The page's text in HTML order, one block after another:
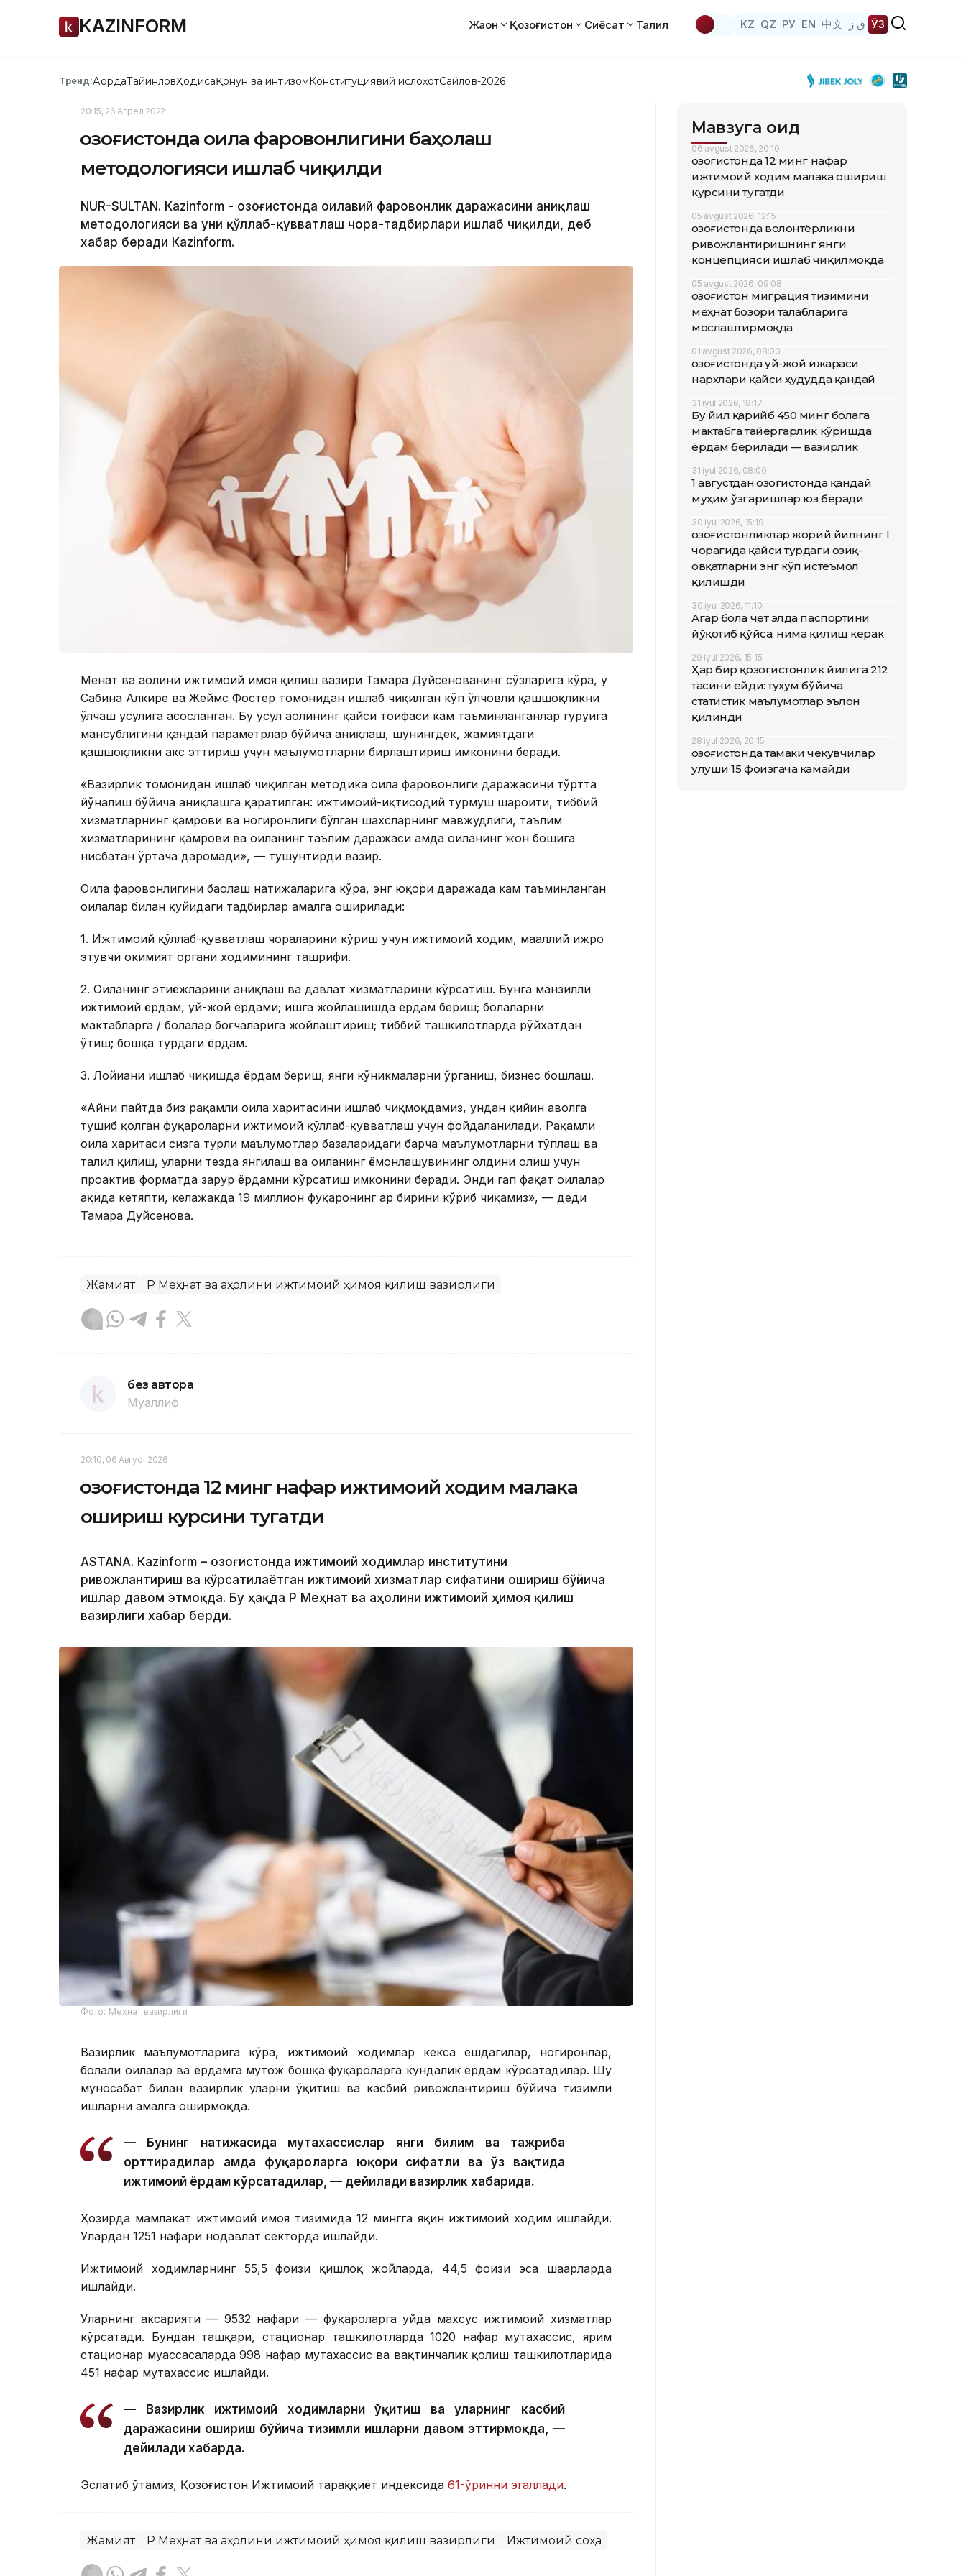
KAZINFORM Жаҳон Қозоғистон Сиёсат Таҳлил KZ QZ РУ EN 中文 ق ز ЎЗ
Тренд:АқордаТайинловҲодисаҚонун ва интизомКонституциявий ислоҳотСайлов-2026
20:15, 26 Апрел 2022
Қозоғистонда оила фаровонлигини баҳолаш
методологияси ишлаб чиқилди
NUR-SULTAN. Кazinform - Қозоғистонда оилавий фаровонлик даражасини аниқлаш
методологияси ва уни қўллаб-қувватлаш чора-тадбирлари ишлаб чиқилди, деб
хабар беради Кazinform.
Меҳнат ва аҳолини ижтимоий ҳимоя қилиш вазири Тамара Дуйсенованинг сўзларига кўра, у
Сабина Алкире ва Жеймс Фостер томонидан ишлаб чиқилган кўп ўлчовли қашшоқликни
ўлчаш усулига асосланган. Бу усул аҳолининг қайси тоифаси кам таъминланганлар гуруҳига
мансублигини қандай параметрлар бўйича аниқлаш, шунингдек, жамиятдаги
қашшоқликни акс эттириш учун маълумотларни бирлаштириш имконини беради.
«Вазирлик томонидан ишлаб чиқилган методика оила фаровонлиги даражасини тўртта
йўналиш бўйича аниқлашга қаратилган: ижтимоий-иқтисодий турмуш шароити, тиббий
хизматларнинг қамрови ва ногиронлиги бўлган шахсларнинг мавжудлиги, таълим
хизматларининг қамрови ва оиланинг таълим даражаси ҳамда оиланинг жон бошига
нисбатан ўртача даромади», — тушунтирди вазир.
Оила фаровонлигини баҳолаш натижаларига кўра, энг юқори даражада кам таъминланган
оилалар билан қуйидаги тадбирлар амалга оширилади:
1. Ижтимоий қўллаб-қувватлаш чораларини кўриш учун ижтимоий ходим, маҳаллий ижро
этувчи ҳокимият органи ходимининг ташрифи.
2. Оиланинг эҳтиёжларини аниқлаш ва давлат хизматларини кўрсатиш. Бунга манзилли
ижтимоий ёрдам, уй-жой ёрдами; ишга жойлашишда ёрдам бериш; болаларни
мактабларга / болалар боғчаларига жойлаштириш; тиббий ташкилотларда рўйхатдан
ўтиш; бошқа турдаги ёрдам.
3. Лойиҳани ишлаб чиқишда ёрдам бериш, янги кўникмаларни ўрганиш, бизнес бошлаш.
«Айни пайтда биз рақамли оила харитасини ишлаб чиқмоқдамиз, ундан қийин аҳволга
тушиб қолган фуқароларни ижтимоий қўллаб-қувватлаш учун фойдаланилади. Рақамли
оила харитаси сизга турли маълумотлар базаларидаги барча маълумотларни тўплаш ва
таҳлил қилиш, уларни тезда янгилаш ва оиланинг ёмонлашувининг олдини олиш учун
проактив форматда зарур ёрдамни кўрсатиш имконини беради. Энди гап фақат оилалар
ҳақида кетяпти, келажакда 19 миллион фуқаронинг ҳар бирини кўриб чиқамиз», — деди
Тамара Дуйсенова.
Жамият ҚР Меҳнат ва аҳолини ижтимоий ҳимоя қилиш вазирлиги
без автора
Муаллиф
20:10, 06 Август 2026
Қозоғистонда 12 минг нафар ижтимоий ходим малака
ошириш курсини тугатди
ASTANА. Кazinform – Қозоғистонда ижтимоий ходимлар институтини
ривожлантириш ва кўрсатилаётган ижтимоий хизматлар сифатини ошириш бўйича
ишлар давом этмоқда. Бу ҳақда ҚР Меҳнат ва аҳолини ижтимоий ҳимоя қилиш
вазирлиги хабар берди.
Фото: Меҳнат вазирлиги
Вазирлик маълумотларига кўра, ижтимоий ходимлар кекса ёшдагилар, ногиронлар,
болали оилалар ва ёрдамга муҳтож бошқа фуқароларга кундалик ёрдам кўрсатадилар. Шу
муносабат билан вазирлик уларни ўқитиш ва касбий ривожлантириш бўйича тизимли
ишларни амалга оширмоқда.
— Бунинг натижасида мутахассислар янги билим ва тажриба
орттирадилар ҳамда фуқароларга юқори сифатли ва ўз вақтида
ижтимоий ёрдам кўрсатадилар, — дейилади вазирлик хабарида.
Ҳозирда мамлакат ижтимоий ҳимоя тизимида 12 мингга яқин ижтимоий ходим ишлайди.
Улардан 1251 нафари нодавлат секторда ишлайди.
Ижтимоий ходимларнинг 55,5 фоизи қишлоқ жойларда, 44,5 фоизи эса шаҳарларда
ишлайди.
Уларнинг аксарияти — 9532 нафари — фуқароларга уйда махсус ижтимоий хизматлар
кўрсатади. Бундан ташқари, стационар ташкилотларда 1020 нафар мутахассис, ярим
стационар муассасаларда 998 нафар мутахассис ва вақтинчалик қолиш ташкилотларида
451 нафар мутахассис ишлайди.
— Вазирлик ижтимоий ходимларни ўқитиш ва уларнинг касбий
даражасини ошириш бўйича тизимли ишларни давом эттирмоқда, —
дейилади хабарда.
Эслатиб ўтамиз, Қозоғистон Ижтимоий тараққиёт индексида 61-ўринни эгаллади.
Жамият ҚР Меҳнат ва аҳолини ижтимоий ҳимоя қилиш вазирлиги Ижтимоий соҳа
Мавзуга оид
06 avgust 2026, 20:10
Қозоғистонда 12 минг нафар
ижтимоий ходим малака ошириш
курсини тугатди
05 avgust 2026, 12:15
Қозоғистонда волонтёрликни
ривожлантиришнинг янги
концепцияси ишлаб чиқилмоқда
05 avgust 2026, 09:08
Қозоғистон миграция тизимини
меҳнат бозори талабларига
мослаштирмоқда
01 avgust 2026, 08:00
Қозоғистонда уй-жой ижараси
нархлари қайси ҳудудда қандай
31 iyul 2026, 18:17
Бу йил қарийб 450 минг болага
мактабга тайёргарлик кўришда
ёрдам берилади — вазирлик
31 iyul 2026, 08:00
1 августдан Қозоғистонда қандай
муҳим ўзгаришлар юз беради
30 iyul 2026, 15:19
Қозоғистонликлар жорий йилнинг I
чорагида қайси турдаги озиқ-
овқатларни энг кўп истеъмол
қилишди
30 iyul 2026, 11:10
Агар бола чет элда паспортини
йўқотиб қўйса, нима қилиш керак
29 iyul 2026, 15:15
Ҳар бир қозоғистонлик йилига 212
тасини ейди: тухум бўйича
статистик маълумотлар эълон
қилинди
28 iyul 2026, 20:15
Қозоғистонда тамаки чекувчилар
улуши 15 фоизгача камайди